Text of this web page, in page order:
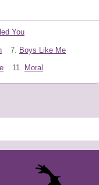
You
7. Boys Like Me
11. Moral
Speichern